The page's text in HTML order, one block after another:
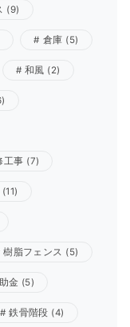
(9)
倉庫 (5)
和風 (2)
工事 (7)
(11)
樹脂フェンス (5)
金 (5)
鉄骨階段 (4)